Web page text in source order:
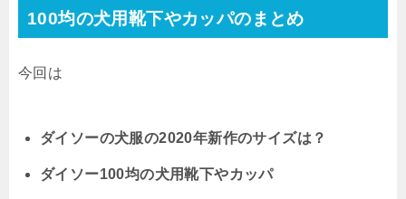
100均の犬用靴下やカッパのまとめ
今回は
ダイソーの犬服の2020年新作のサイズは？
ダイソー100均の犬用靴下やカッパ